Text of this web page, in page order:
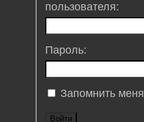
пользователя:
Пароль:
Запомнить меня
Войти